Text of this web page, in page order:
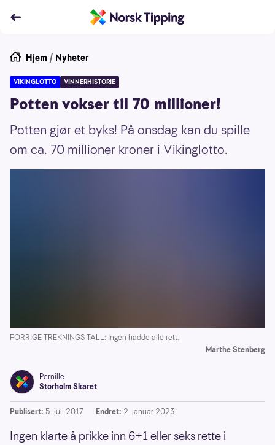
Hjem / Nyheter
VIKINGLOTTO VINNERHISTORIE
Potten vokser til 70 millioner!
Potten gjør et byks! På onsdag kan du spille
om ca. 70 millioner kroner i Vikinglotto.
FORRIGE TREKNINGS TALL: Ingen hadde alle rett.
Marthe Stenberg
Pernille
Storholm Skaret
Publisert: 5. juli 2017 Endret: 2. januar 2023
Ingen klarte å prikke inn 6+1 eller seks rette i